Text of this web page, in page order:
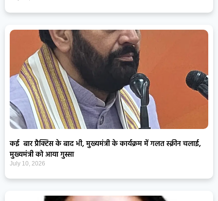
कई बार प्रैक्टिस के बाद भी, मुख्यमंत्री के कार्यक्रम में गलत स्क्रीन चलाई,
मुख्यमंत्री को आया गुस्सा
July 10, 2026